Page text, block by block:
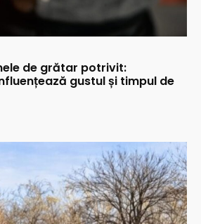
de grătar potrivit:
gustul și timpul de